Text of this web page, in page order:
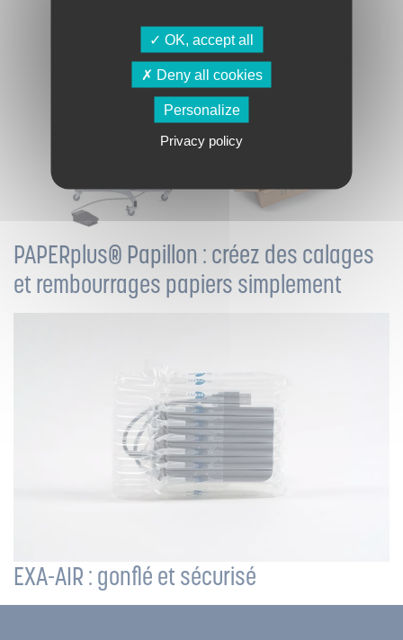
PAPERplus® Papillon : créez des calages
et rembourrages papiers simplement
EXA-AIR : gonflé et sécurisé
OK, accept all
Deny all cookies
Personalize
Privacy policy